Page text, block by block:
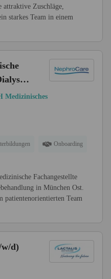
Zuschläge,
starkes Team in einem
-
Medizinisches
Onboarding
Fachangestellte
in München Ost.
patientenorientierten Team
d)